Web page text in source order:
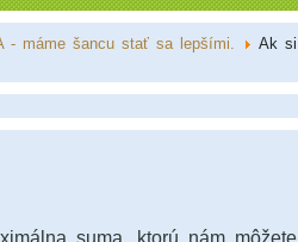
- máme šancu stať sa lepšími.
Ak si
suma, ktorú nám môžete